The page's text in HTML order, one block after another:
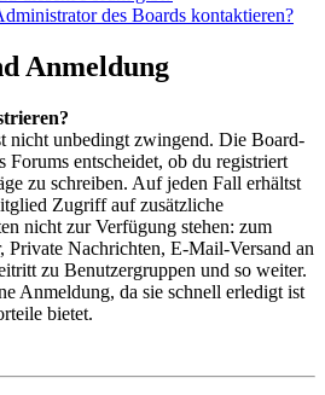
des Boards kontaktieren?
Anmeldung
nicht unbedingt zwingend. Die Board-
Forums entscheidet, ob du registriert
zu schreiben. Auf jeden Fall erhältst
Zugriff auf zusätzliche
nicht zur Verfügung stehen: zum
Private Nachrichten, E-Mail-Versand an
zu Benutzergruppen und so weiter.
Anmeldung, da sie schnell erledigt ist
bietet.